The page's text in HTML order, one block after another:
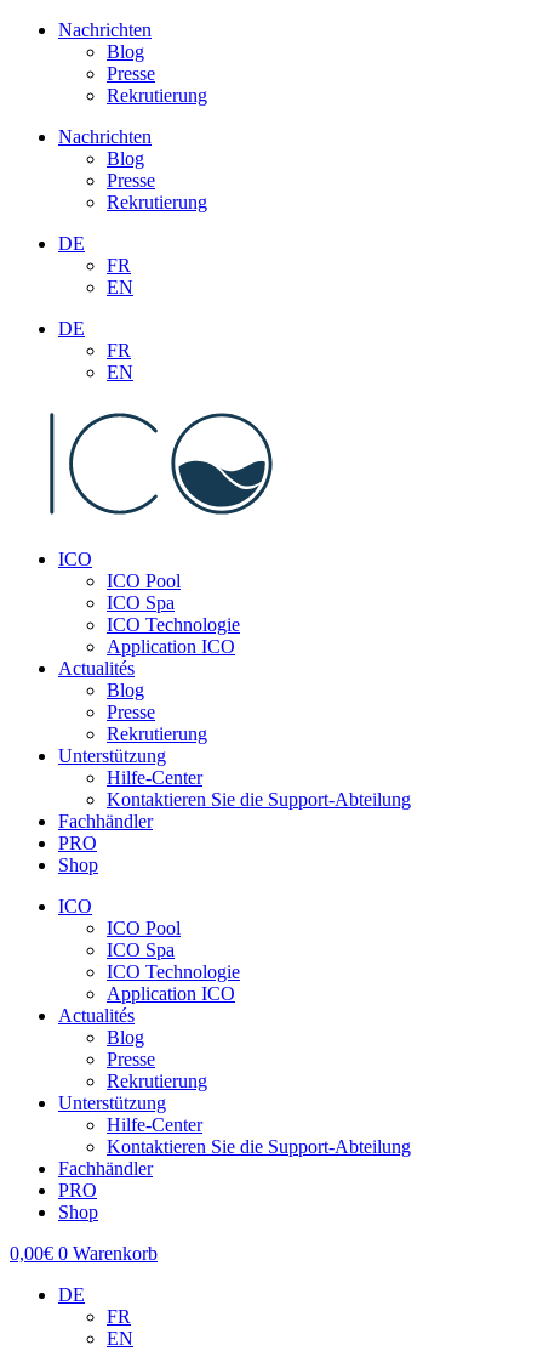
Aller
Nachrichten
Blog
Presse
Rekrutierung
Nachrichten
Blog
Presse
Rekrutierung
DE
FR
EN
DE
FR
EN
ICO
ICO Pool
ICO Spa
ICO Technologie
Application ICO
Actualités
Blog
Presse
Rekrutierung
Unterstützung
Hilfe-Center
Kontaktieren Sie die Support-Abteilung
Fachhändler
PRO
Shop
ICO
ICO Pool
ICO Spa
ICO Technologie
Application ICO
Actualités
Blog
Presse
Rekrutierung
Unterstützung
Hilfe-Center
Kontaktieren Sie die Support-Abteilung
Fachhändler
PRO
Shop
0,00€ 0 Warenkorb
DE
FR
EN